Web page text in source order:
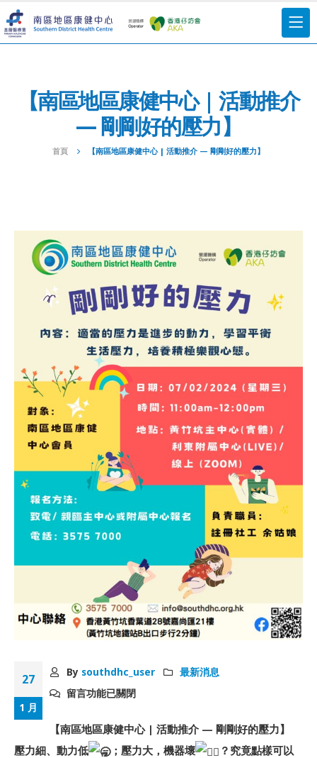
【南區地區康健中心 | 活動推介
— 剛剛好的壓力】
首頁 【南區地區康健中心 | 活動推介 — 剛剛好的壓力】
27
1 月
By southdhc_user
最新消息
留言功能已關閉
【南區地區康健中心 | 活動推介 — 剛剛好的壓力】
壓力細、動力低
；壓力大，機器壞
？究竟點樣可以